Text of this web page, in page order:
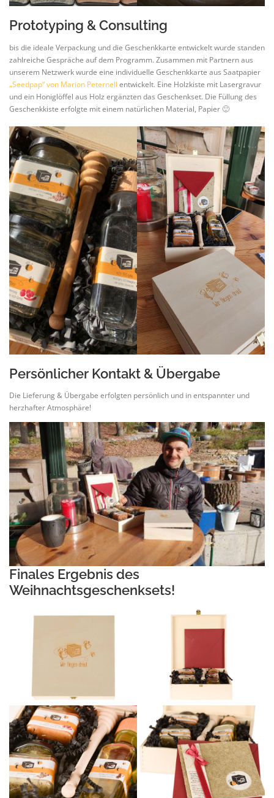
Prototyping & Consulting
bis die ideale Verpackung und die Geschenkkarte entwickelt wurde standen
zahlreiche Gespräche auf dem Programm. Zusammen mit Partnern aus
unserem Netzwerk wurde eine individuelle Geschenkkarte aus Saatpapier
„Seedpap“ von Marion Peternell entwickelt. Eine Holzkiste mit Lasergravur
und ein Honiglöffel aus Holz ergänzten das Geschenkset. Die Füllung des
Geschenkkiste erfolgte mit einem natürlichen Material, Papier 🙂
Persönlicher Kontakt & Übergabe
Die Lieferung & Übergabe erfolgten persönlich und in entspannter und
herzhafter Atmosphäre!
Finales Ergebnis des
Weihnachtsgeschenksets!